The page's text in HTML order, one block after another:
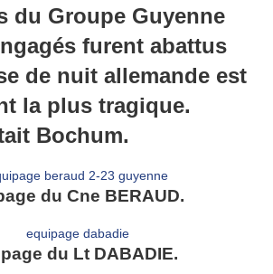
du Groupe Guyenne
furent abattus
de nuit allemande est
la plus tragique.
Bochum.
du Cne BERAUD.
du Lt DABADIE.